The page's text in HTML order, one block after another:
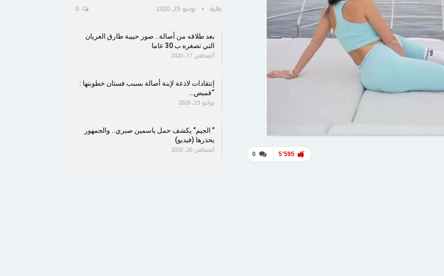
0 5٬595
عالية يونيو 25, 2020
بعد طلاقه من أصالة.. صور حبيبة طارق العريان
التي تصغره ب 30 عاما
أغسطس 17, 2020
إنتقادات لاذعة لإبنة أصالة بسبب فستان خطوبتها :
“قميص…
يوليو 23, 2020
” الجيم” يكشف حمل ياسمين صبري.. والجمهور
يحذرها (فيديو)
أغسطس 20, 2020